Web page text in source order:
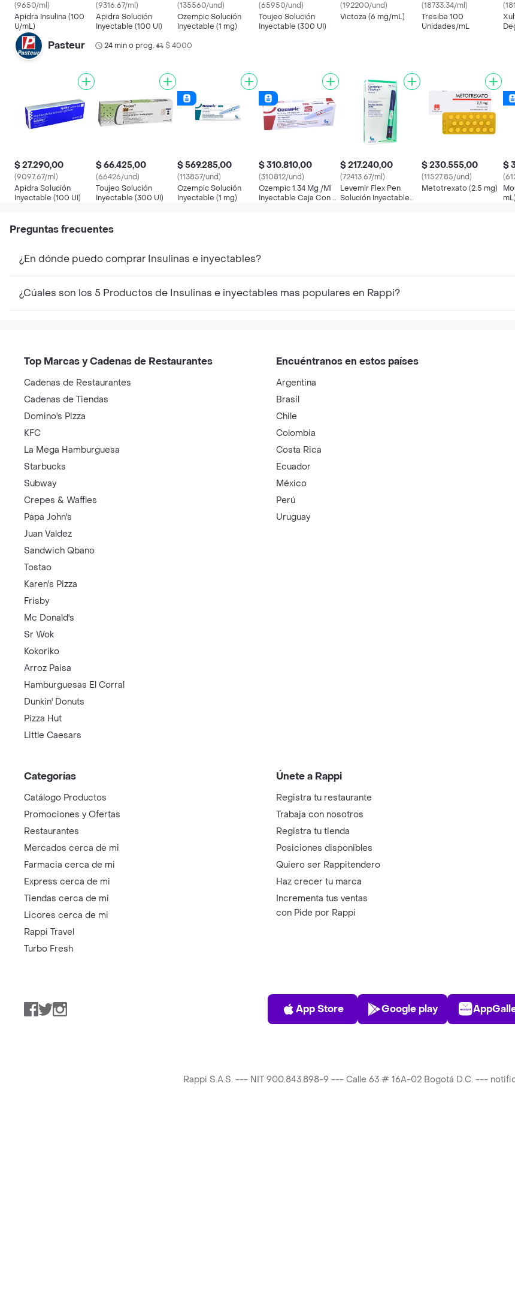
(9650/ml)
Apidra Insulina (100
U/mL)
(9316.67/ml)
Apidra Solución
Inyectable (100 UI)
(135560/und)
Ozempic Solución
Inyectable (1 mg)
(65950/und)
Toujeo Solución
Inyectable (300 UI)
(192200/und)
Victoza (6 mg/mL)
(18733.34/ml)
Tresiba 100
Unidades/mL
Pasteur 24 min o prog.• $ 4000
$ 27.290,00
(9097.67/ml)
Apidra Solución
Inyectable (100 UI)
$ 66.425,00
(66426/und)
Toujeo Solución
Inyectable (300 UI)
$ 569.285,00
(113857/und)
Ozempic Solución
Inyectable (1 mg)
$ 310.810,00
(310812/und)
Ozempic 1.34 Mg /Ml
Inyectable Caja Con 1
$ 217.240,00
(72413.67/ml)
Levemir Flex Pen
Solución Inyectable
$ 230.555,00
(11527.85/und)
Metotrexato (2.5 mg)
$
mL)
Preguntas frecuentes
¿En dónde puedo comprar Insulinas e inyectables?
¿Cúales son los 5 Productos de Insulinas e inyectables mas populares en Rappi?
Top Marcas y Cadenas de Restaurantes
Cadenas de Restaurantes
Cadenas de Tiendas
Domino's Pizza
KFC
La Mega Hamburguesa
Starbucks
Subway
Crepes & Waffles
Papa John's
Juan Valdez
Sandwich Qbano
Tostao
Karen's Pizza
Frisby
Mc Donald's
Sr Wok
Kokoriko
Arroz Paisa
Hamburguesas El Corral
Dunkin' Donuts
Pizza Hut
Little Caesars
Encuéntranos en estos países
Argentina
Brasil
Chile
Colombia
Costa Rica
Ecuador
México
Perú
Uruguay
Categorías
Catálogo Productos
Promociones y Ofertas
Restaurantes
Mercados cerca de mi
Farmacia cerca de mi
Express cerca de mi
Tiendas cerca de mi
Licores cerca de mi
Rappi Travel
Turbo Fresh
Únete a Rappi
Registra tu restaurante
Trabaja con nosotros
Registra tu tienda
Posiciones disponibles
Quiero ser Rappitendero
Haz crecer tu marca
Incrementa tus ventas
con Pide por Rappi
Facebook
TwitterInstagram
App Store
App Store
Play Store
Google play
Rappi S.A.S. --- NIT 900.843.898-9 --- Calle 63 # 16A-02 Bogotá D.C. ---